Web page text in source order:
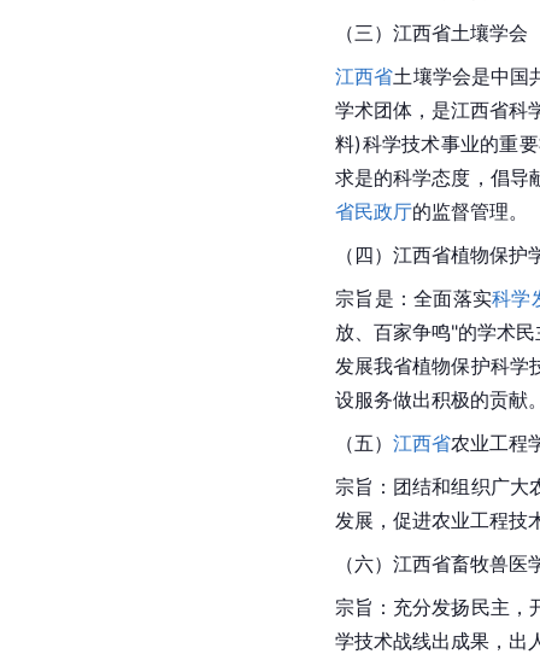
（三） 江西省土壤学会
江西省土壤学会是中国
学术团体，是江西省科
料)科学技术事业的重
求是的科学态度，倡导
省民政厅的监督管理。
（四）江西省植物保护
宗旨是：全面落实科学
放、百家争鸣"的学术
发展我省植物保护科学
设服务做出积极的贡献
（五） 江西省农业工程
宗旨：团结和组织广大
发展，促进农业工程技
（六）江西省畜牧兽医
宗旨：充分发扬民主，
学技术战线出成果，出